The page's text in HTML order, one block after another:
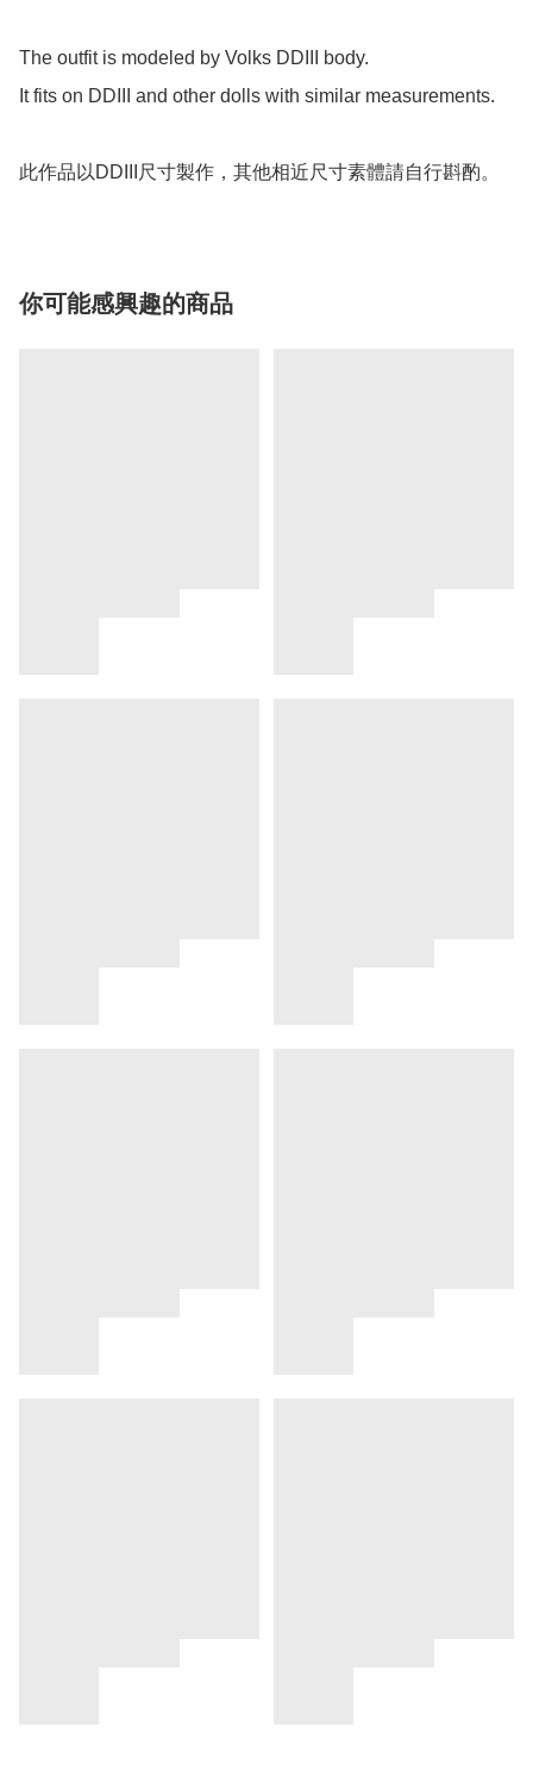
The outfit is modeled by Volks DDIII body.
It fits on DDIII and other dolls with similar measurements.
此作品以DDIII尺寸製作，其他相近尺寸素體請自行斟酌。
你可能感興趣的商品